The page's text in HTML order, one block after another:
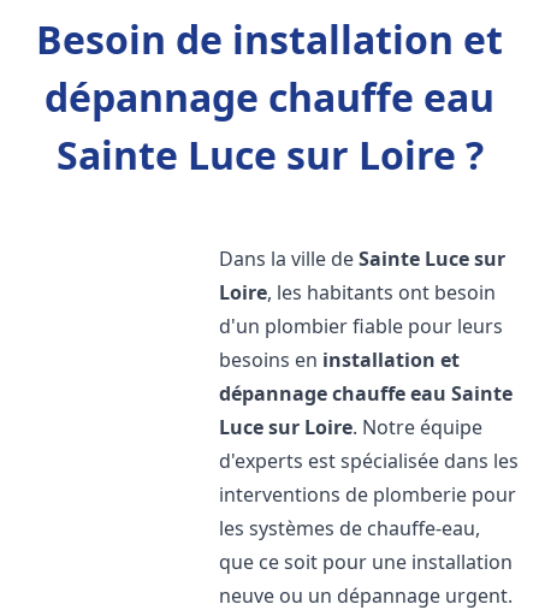
Besoin de installation et
dépannage chauffe eau
Sainte Luce sur Loire ?
Dans la ville deSainte Luce sur
Loire, les habitants ont besoin
d'un plombier fiable pour leurs
besoins en installation et
dépannage chauffe eau Sainte
Luce sur Loire. Notre équipe
d'experts est spécialisée dans les
interventions de plomberie pour
les systèmes de chauffe-eau,
que ce soit pour une installation
neuve ou un dépannage urgent.